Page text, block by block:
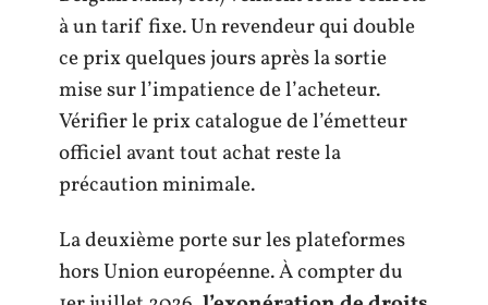
à un tarif fixe. Un revendeur qui double
ce prix quelques jours après la sortie
mise sur l’impatience de l’acheteur.
Vérifier le prix catalogue de l’émetteur
officiel avant tout achat reste la
précaution minimale.
La deuxième porte sur les plateformes
hors Union européenne. À compter du